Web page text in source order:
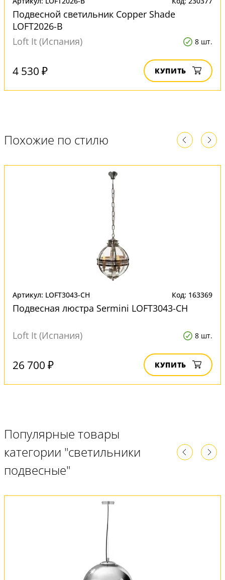
Подвесной светильник Copper Shade
LOFT2026-B
Loft It (Испания)
8 шт.
4 530 ₽ КУПИТЬ
Похожие по стилю
Артикул: LOFT3043-CH Код: 163369
Подвесная люстра Sermini LOFT3043-CH
Loft It (Испания) 8 шт.
26 700 ₽ КУПИТЬ
Популярные товары
категории "светильники
подвесные"